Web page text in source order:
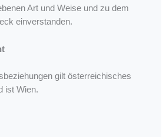
Art und Weise und zu dem
einverstanden.
gilt österreichisches
ist Wien.